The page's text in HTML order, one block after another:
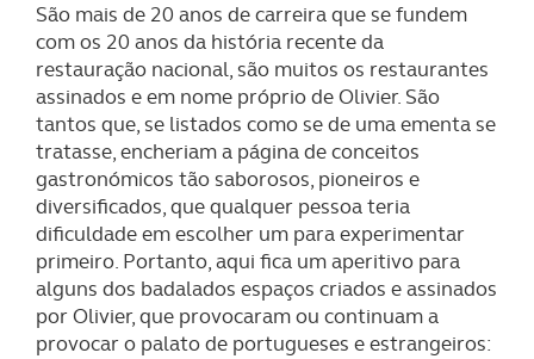
São mais de 20 anos de carreira que se fundem
com os 20 anos da história recente da
restauração nacional, são muitos os restaurantes
assinados e em nome próprio de Olivier. São
tantos que, se listados como se de uma ementa se
tratasse, encheriam a página de conceitos
gastronómicos tão saborosos, pioneiros e
diversificados, que qualquer pessoa teria
dificuldade em escolher um para experimentar
primeiro. Portanto, aqui fica um aperitivo para
alguns dos badalados espaços criados e assinados
por Olivier, que provocaram ou continuam a
provocar o palato de portugueses e estrangeiros: